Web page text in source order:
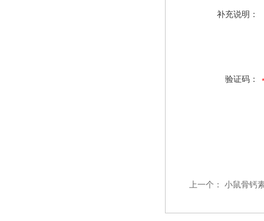
补充说明：
验证码：
上一个： 小鼠骨钙